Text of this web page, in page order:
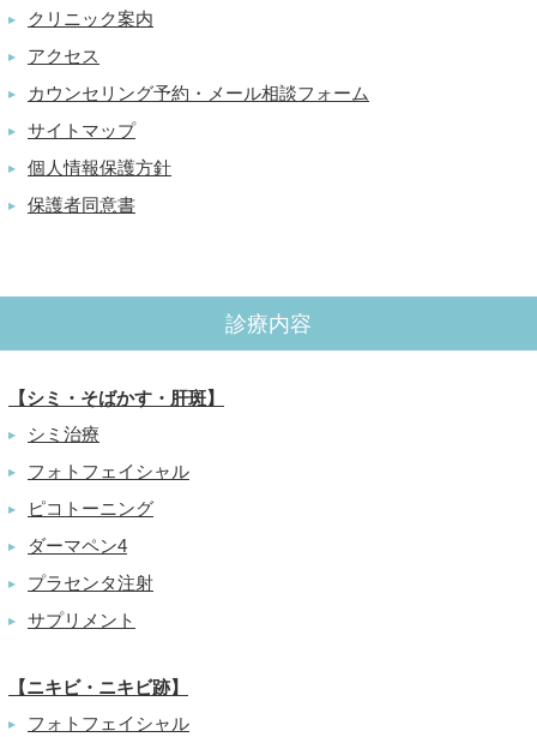
▶ クリニック案内
▶ アクセス
▶ カウンセリング予約・メール相談フォーム
▶ サイトマップ
▶ 個人情報保護方針
▶ 保護者同意書
診療内容
【シミ・そばかす・肝斑】
▶ シミ治療
▶ フォトフェイシャル
▶ ピコトーニング
▶ ダーマペン4
▶ プラセンタ注射
▶ サプリメント
【ニキビ・ニキビ跡】
▶ フォトフェイシャル